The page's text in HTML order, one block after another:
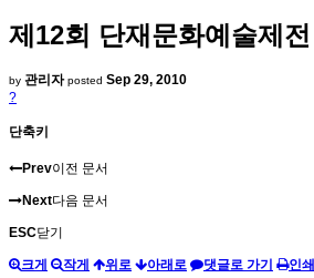
제12회 단재문화예술제전
by 관리자 posted Sep 29, 2010
?
단축키
Prev이전 문서
Next다음 문서
ESC닫기
크게 작게 위로 아래로 댓글로 가기 인쇄